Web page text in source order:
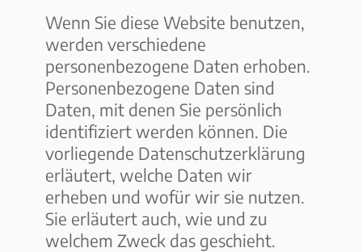
Wenn Sie diese Website benutzen,
werden verschiedene
personenbezogene Daten erhoben.
Personenbezogene Daten sind
Daten, mit denen Sie persönlich
identifiziert werden können. Die
vorliegende Datenschutzerklärung
erläutert, welche Daten wir
erheben und wofür wir sie nutzen.
Sie erläutert auch, wie und zu
welchem Zweck das geschieht.